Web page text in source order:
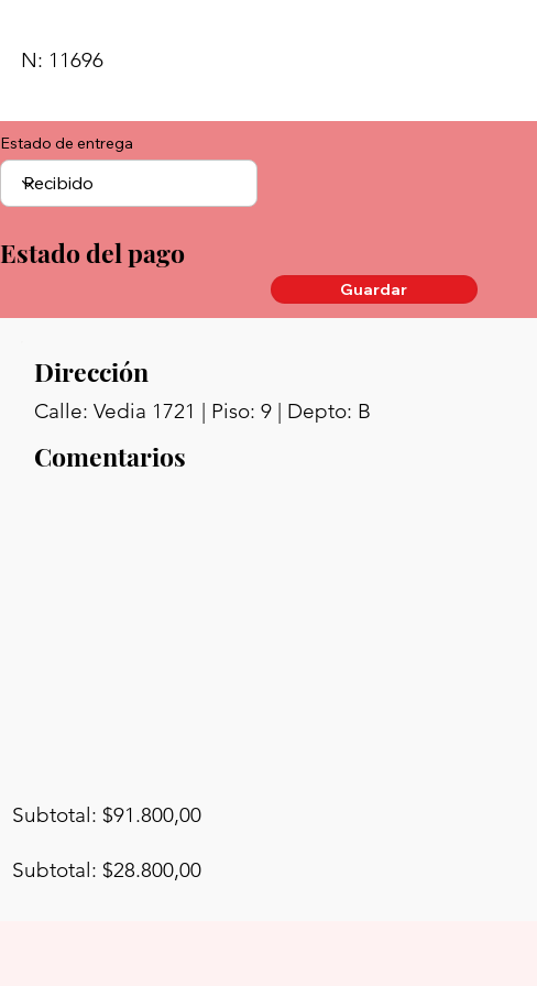
N: 11696
Estado de entrega
Estado del pago
Guardar
Dirección
Calle: Vedia 1721 | Piso: 9 | Depto: B
Comentarios
Subtotal: $91.800,00
Subtotal: $28.800,00